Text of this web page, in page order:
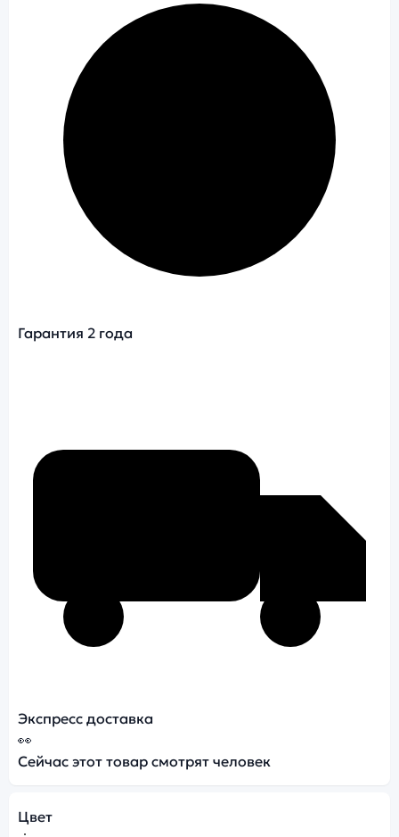
Гарантия 2 года
Экспресс доставка
👀
Сейчас этот товар смотрят человек
Цвет